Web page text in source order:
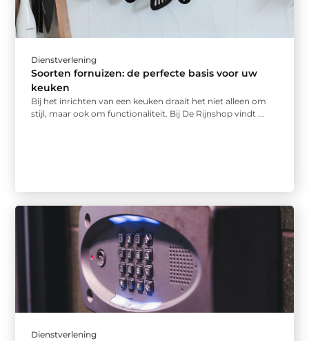
Dienstverlening
Soorten fornuizen: de perfecte basis voor uw
keuken
Bij het inrichten van een keuken draait het niet alleen om
stijl, maar ook om functionaliteit. Bij De Rijnshop vindt ...
Dienstverlening